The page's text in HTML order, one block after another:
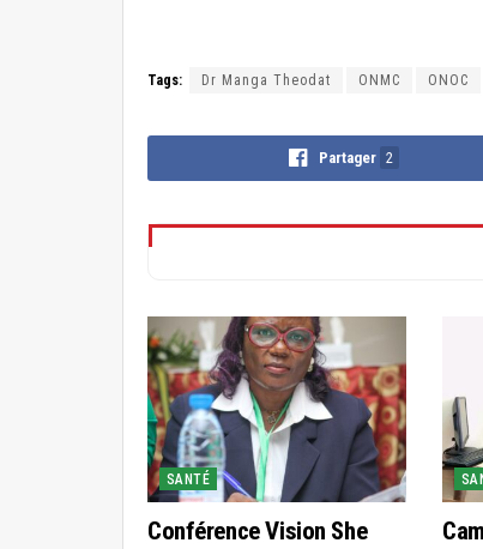
Tags: Dr Manga Theodat ONMC ONOC
Partager 2
SANTÉ
Conférence Vision She